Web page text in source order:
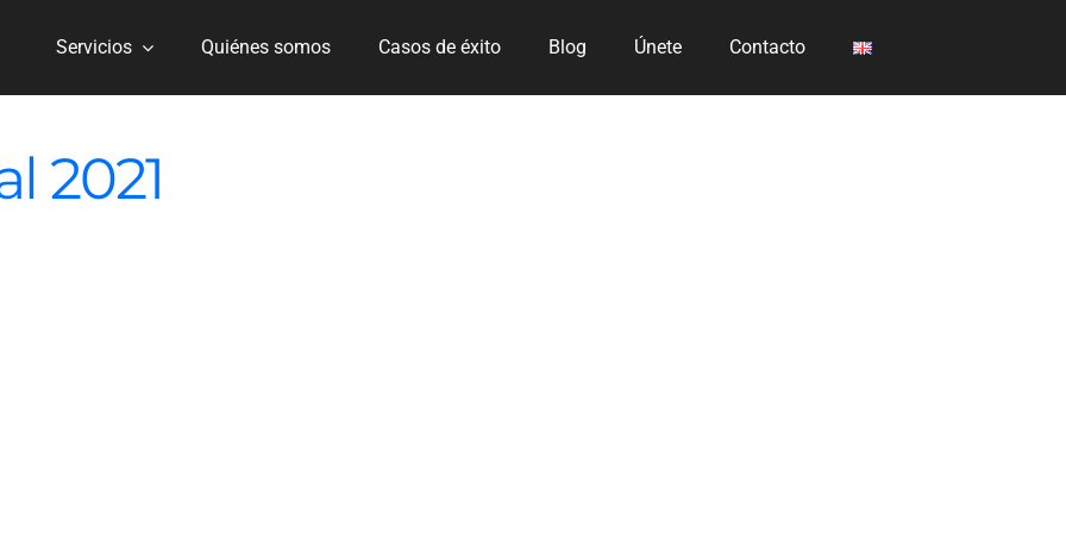
Servicios Quiénes somos Casos de éxito Blog Únete Contacto
2021